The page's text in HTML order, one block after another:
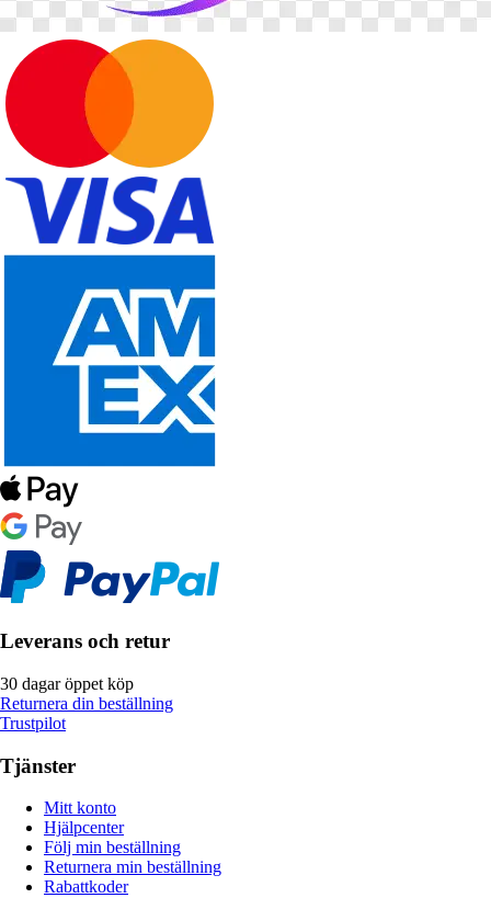
Leverans och retur
30 dagar öppet köp
Returnera din beställning
Trustpilot
Tjänster
Mitt konto
Hjälpcenter
Följ min beställning
Returnera min beställning
Rabattkoder